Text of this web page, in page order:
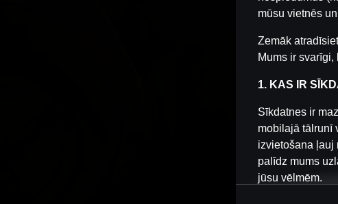
mūsu vietnēs
Zemāk
Mums ir
1. KAS IR
Sīkdatnes ir
mobilajā tālrunī
izvietošana ļauj
palīdz mums
jūsu vēlmēm.